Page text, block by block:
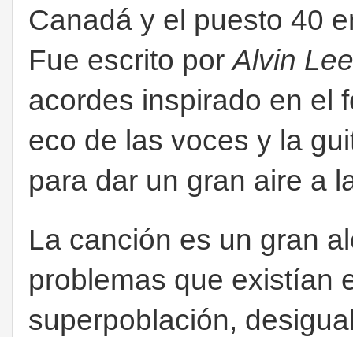
Canadá y el puesto 40
Fue escrito porAlvin Lee
acordes inspirado en el
eco de las voces y la
para dar un gran aire a
La canción es un gran
problemas que existían
superpoblación,